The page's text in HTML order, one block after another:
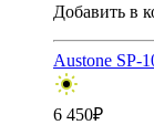
Добавить в
Austone SP-
6 450₽